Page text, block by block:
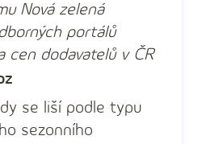
Nová zelená
portálů
cen dodavatelů v ČR
se liší podle typu
sezonního